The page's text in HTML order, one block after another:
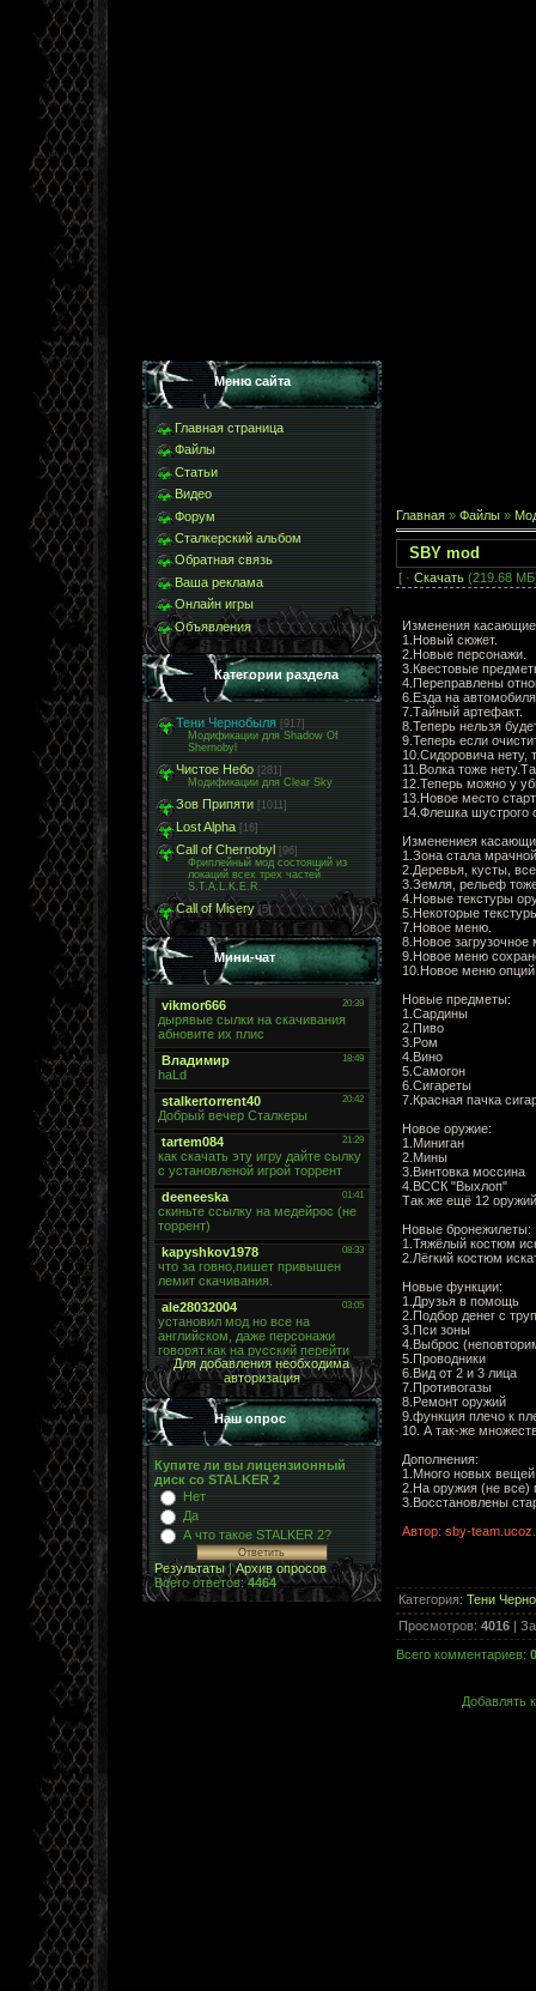
Меню сайта
Главная страница
Файлы
Статьи
Видео
Форум
Сталкерский альбом
Обратная связь
Ваша реклама
Онлайн игры
Объявления
Категории раздела
Тени Чернобыля [917]
Модификации для Shadow Of
Shernobyl
Чистое Небо
[281]
Модификации для Clear Sky
Зов Припяти [1011]
Lost Alpha [16]
Call of Chernobyl [96]
Фриплейный мод состоящий из
локаций всех трех частей
S.T.A.L.K.E.R.
Call of Misery [5]
Мини-чат
Для добавления необходима
авторизация
Наш опрос
Купите ли вы лицензионный
диск со STALKER 2
Нет
Да
А что такое STALKER 2?
Результаты|Архив опросов
Всего ответов:4464
Главная» Файлы»
SBY mod
[ · Скачать(219.68
Изменения
1.Новый сюжет.
2.Новые персонажи.
3.Квестовые
4.Переправлены
6.Езда на
7.Тайный артефакт.
8.Теперь нельзя
9.Теперь если
10.Сидоровича нету,
11.Волка тоже
12.Теперь можно у
13.Новое место
14.Флешка шустрого
Изменениея
1.Зона стала
2.Деревья, кусты,
3.Земля, рельеф
4.Новые текстуры
5.Некоторые
7.Новое меню.
8.Новое загрузочное
9.Новое меню
10.Новое меню
Новые предметы:
1.Сардины
2.Пиво
3.Ром
4.Вино
5.Самогон
6.Сигареты
7.Красная пачка
Новое оружие:
1.Миниган
2.Мины
3.Винтовка моссина
4.ВССК "Выхлоп"
Так же ещё 12
Новые бронежилеты:
1.Тяжёлый костюм
2.Лёгкий костюм
Новые функции:
1.Друзья в помощь
2.Подбор денег с
3.Пси зоны
4.Выброс
5.Проводники
6.Вид от 2 и 3 лица
7.Противогазы
8.Ремонт оружий
9.функция плечо к
10. А так-же
Дополнения:
1.Много новых вещей
2.На оружия (не все)
3.Восстановлены
Автор: sby-
Категория: Тени
Просмотров: 4016|
Всего комментариев: 0
Добавлять